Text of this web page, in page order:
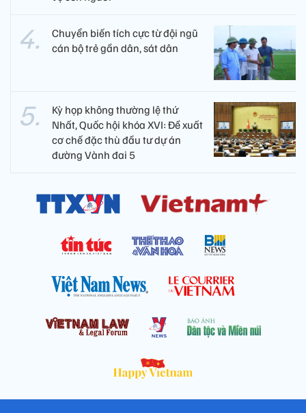
Chuyển biến tích cực từ đội ngũ
cán bộ trẻ gần dân, sát dân
Kỳ họp không thường lệ thứ
Nhất, Quốc hội khóa XVI: Đề xuất
cơ chế đặc thù đầu tư dự án
đường Vành đai 5